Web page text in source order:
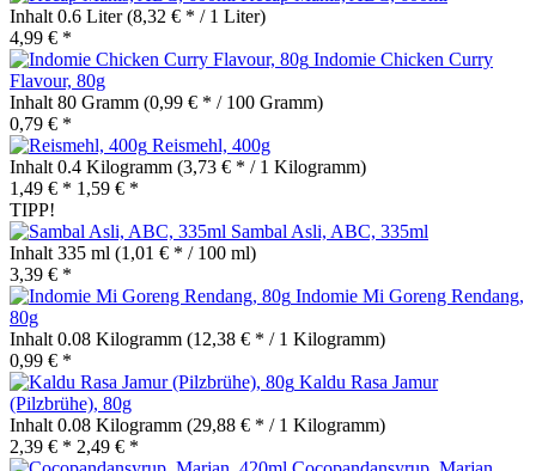
Inhalt 0.6 Liter(8,32 € * / 1 Liter)
4,99 € *
Indomie Chicken Curry
Flavour, 80g
Inhalt 80 Gramm (0,99 € * / 100 Gramm)
0,79 € *
Reismehl, 400g
Inhalt 0.4 Kilogramm (3,73 € * / 1 Kilogramm)
1,49 € * 1,59 € *
TIPP!
Sambal Asli, ABC, 335ml
Inhalt 335 ml (1,01 € * / 100 ml)
3,39 € *
Indomie Mi Goreng Rendang,
80g
Inhalt 0.08 Kilogramm (12,38 € * / 1 Kilogramm)
0,99 € *
Kaldu Rasa Jamur
(Pilzbrühe), 80g
Inhalt 0.08 Kilogramm (29,88 € * / 1 Kilogramm)
2,39 € * 2,49 € *